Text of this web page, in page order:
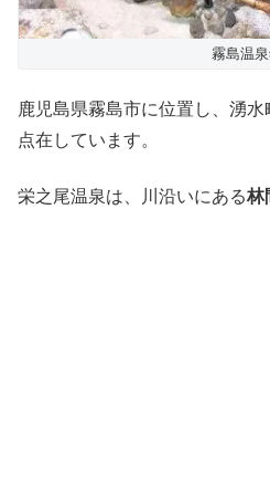
霧島温
鹿児島県霧島市に位置し、湧
点在しています。
栄之尾温泉は、川沿いにある林